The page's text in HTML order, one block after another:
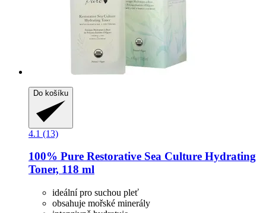
Do košíku
4.1 (13)
100% Pure Restorative Sea Culture Hydrating
Toner, 118 ml
ideální pro suchou pleť
obsahuje mořské minerály